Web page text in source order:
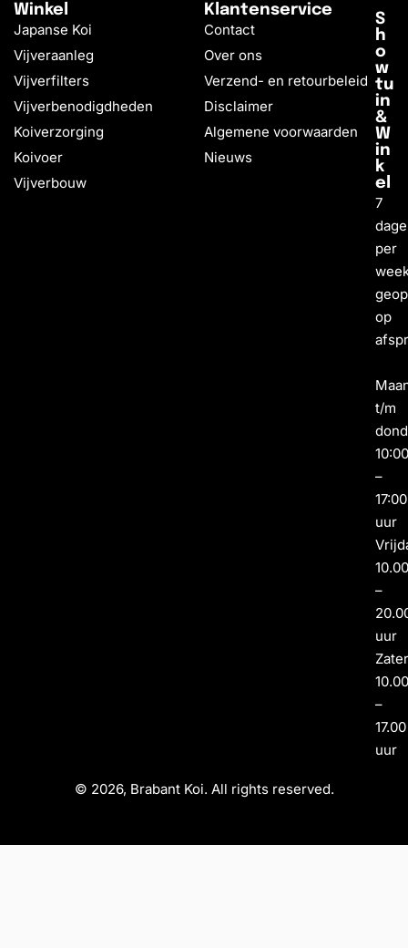
Winkel
Japanse Koi
Vijveraanleg
Vijverfilters
Vijverbenodigdheden
Koiverzorging
Koivoer
Vijverbouw
Klantenservice
Contact
Over ons
Verzend- en retourbeleid
Disclaimer
Algemene voorwaarden
Nieuws
S
h
o
w
tu
in
&
W
in
k
el
7
per
op
t/m
–
17:00
uur
–
uur
–
17.00
uur
© 2026, Brabant Koi. All rights reserved.